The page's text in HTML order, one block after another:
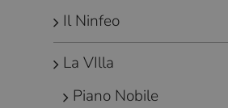
Il Ninfeo
La VIlla
Piano Nobile